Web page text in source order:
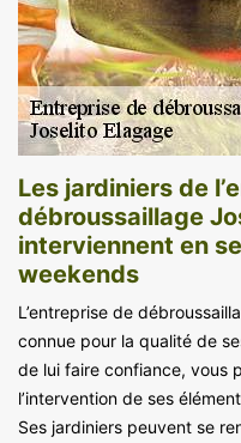
Les jardiniers de
débroussaillage
interviennent en
weekends
L’entreprise de
connue pour la qualité de
de lui faire confiance, vous
l’intervention de ses
Ses jardiniers peuvent se